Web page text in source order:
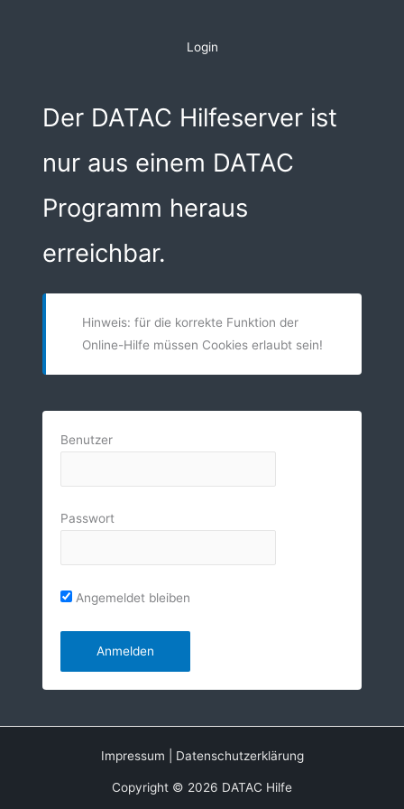
Login
Der DATAC Hilfeserver ist
nur aus einem DATAC
Programm heraus
erreichbar.
Hinweis: für die korrekte Funktion der
Online-Hilfe müssen Cookies erlaubt sein!
Benutzer
Passwort
Angemeldet bleiben
Impressum Datenschutzerklärung
Copyright © 2026 DATAC Hilfe